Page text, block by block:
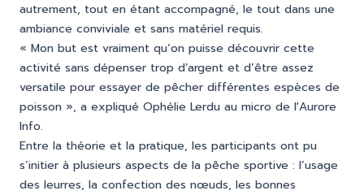
autrement, tout en étant accompagné, le tout dans une
ambiance conviviale et sans matériel requis.
« Mon but est vraiment qu’on puisse découvrir cette
activité sans dépenser trop d’argent et d’être assez
versatile pour essayer de pêcher différentes espèces de
poisson », a expliqué Ophélie Lerdu au micro de l'Aurore
Info.
Entre la théorie et la pratique, les participants ont pu
s’initier à plusieurs aspects de la pêche sportive : l’usage
des leurres, la confection des nœuds, les bonnes